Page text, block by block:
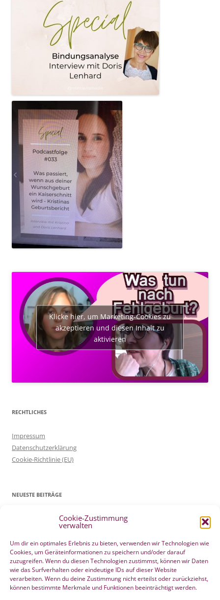
Cookie-Zustimmung
verwalten
Um dir ein optimales Erlebnis zu bieten, verwenden wir Technologien wie
Cookies, um Geräteinformationen zu speichern und/oder darauf
zuzugreifen. Wenn du diesen Technologien zustimmst, können wir Daten
wie das Surfverhalten oder eindeutige IDs auf dieser Website
verarbeiten. Wenn du deine Zustimmung nicht erteilst oder zurückziehst,
können bestimmte Merkmale und Funktionen beeinträchtigt werden.
Klicke hier, um Marketing-Cookies zu
akzeptieren und diesen Inhalt zu
aktivieren
RECHTLICHES
Impressum
Datenschutzerklärung
Cookie-Richtlinie (EU)
NEUESTE BEITRÄGE
Patientenverfügung Geburt vertreten in WELTWOCHE DER GEBURT
Filmtipp – Die sichere Geburt 19. Mai 2021
Integration eigener Erfahrungen aus der Pränatalzeit 10. März 2021
VBA2C – Erfahrung 8. Februar 2020
Berührender wunderschöner Geburtserfahrungsbericht von Laura
Maria Seiler
22. Dezember 2019